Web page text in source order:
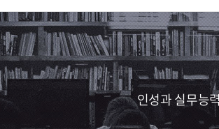
협성의발자취
일반대학원
대학원 전공
일반부전공
,경력개발 기관
교육혁신원
육수요자 만족도 커뮤
부관리지침
정보공시
대학정보공시
인성과 실무능